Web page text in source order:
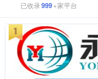
已收录999+家平台